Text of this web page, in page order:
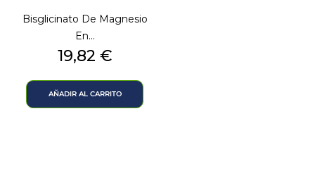
Bisglicinato De Magnesio
En...
Precio
19,82 €
AÑADIR AL CARRITO